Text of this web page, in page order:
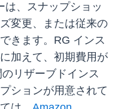
は、スナップショッ
変更、または従来の
きます。RG インス
加えて、初期費用が
リザーブドインス
ションが用意されて